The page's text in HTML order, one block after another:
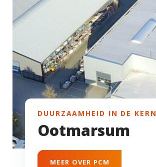
DUURZAAMHEID IN DE KERN
Ootmarsum
MEER OVER PCM